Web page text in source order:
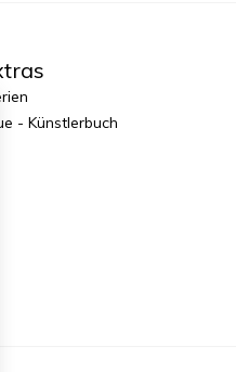
- Künstlerbuch